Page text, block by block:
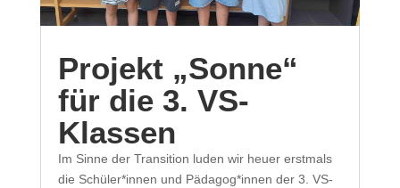
Projekt „Sonne“
für die 3. VS-
Klassen
Im Sinne der Transition luden wir heuer erstmals
die Schüler*innen und Pädagog*innen der 3. VS-